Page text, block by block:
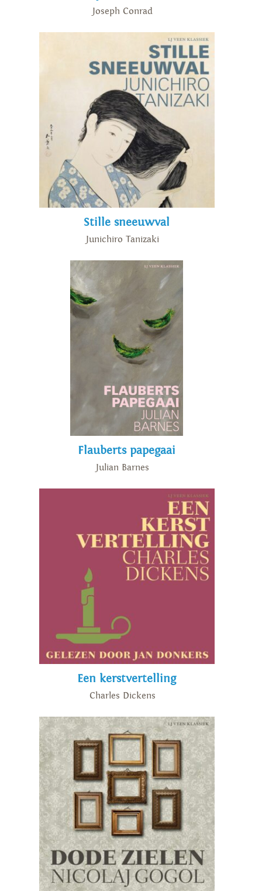
Joseph Conrad
Stille sneeuwval
Junichiro Tanizaki
Flauberts papegaai
Julian Barnes
Een kerstvertelling
Charles Dickens